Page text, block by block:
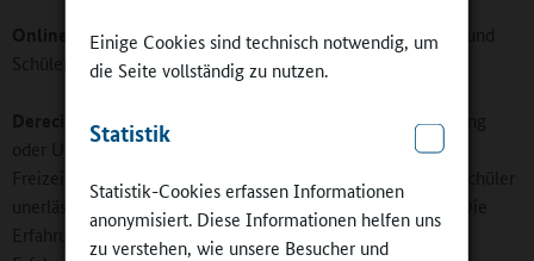
Einige Cookies sind technisch notwendig, um
die Seite vollständig zu nutzen.
Statistik
Statistik-Cookies erfassen Informationen
anonymisiert. Diese Informationen helfen uns
zu verstehen, wie unsere Besucher und
Online-Redaktion:In welcher Form können Schülerinnen und
Schüler bei der Planung einbezogen werden?
Derecik:
In meinen Augen ist bei der Planung und Gestaltung
oder Umgestaltung von Schulen und gerade, wenn es um
Freizeiträume geht, die Beteiligung der Schülerinnen und Schüler
unerlässlich. Aber nicht nur diese sollten beteiligt werden. Die
Erfahrungen von Kolleginnen und Kollegen und meine